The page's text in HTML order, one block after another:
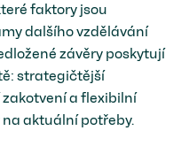
faktory jsou
dalšího vzdělávání
závěry poskytují
strategičtější
a flexibilní
aktuální potřeby.